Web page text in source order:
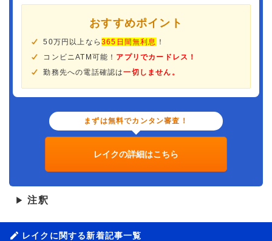
おすすめポイント
50万円以上なら365日間無利息
！
コンビニATM可能！ アプリでカードレス！
勤務先への電話確認は一切しません。
まずは無料でカンタン審査！
レイクの詳細はこちら
▶ 注釈
レイクに関する新着記事一覧